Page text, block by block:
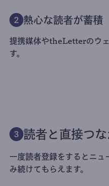
2 熱心な読者が蓄積
提携媒体やtheLetterのウ
す。
3 読者と直接つな
一度読者登録をするとニュ
み続けてもらえます。